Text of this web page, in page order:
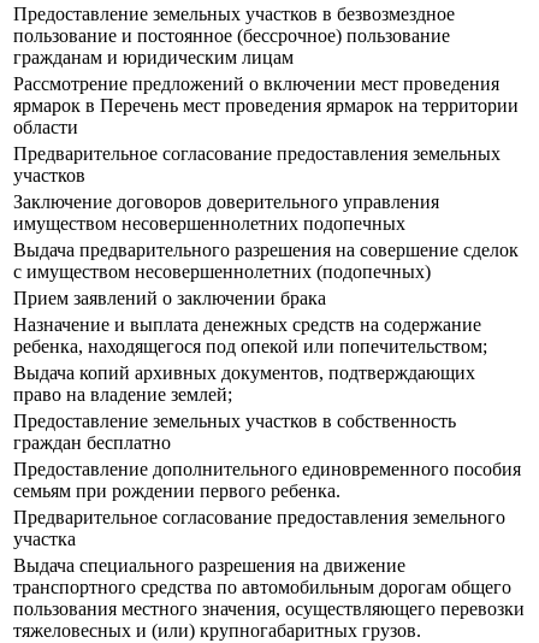
Предоставление земельных участков в безвозмездное
пользование и постоянное (бессрочное) пользование
гражданам и юридическим лицам
Рассмотрение предложений о включении мест проведения
ярмарок в Перечень мест проведения ярмарок на территории
области
Предварительное согласование предоставления земельных
участков
Заключение договоров доверительного управления
имуществом несовершеннолетних подопечных
Выдача предварительного разрешения на совершение сделок
с имуществом несовершеннолетних (подопечных)
Прием заявлений о заключении брака
Назначение и выплата денежных средств на содержание
ребенка, находящегося под опекой или попечительством;
Выдача копий архивных документов, подтверждающих
право на владение землей;
Предоставление земельных участков в собственность
граждан бесплатно
Предоставление дополнительного единовременного пособия
семьям при рождении первого ребенка.
Предварительное согласование предоставления земельного
участка
Выдача специального разрешения на движение
транспортного средства по автомобильным дорогам общего
пользования местного значения, осуществляющего перевозки
тяжеловесных и (или) крупногабаритных грузов.